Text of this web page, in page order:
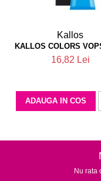
Kallos
KALLOS COLORS
16,82 Lei
ADAUGA IN COS
Nu rata